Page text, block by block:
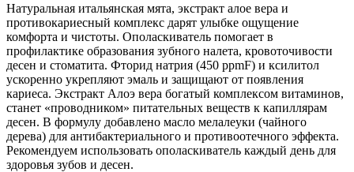
Натуральная итальянская мята, экстракт алое вера и
противокариесный комплекс дарят улыбке ощущение
комфорта и чистоты. Ополаскиватель помогает в
профилактике образования зубного налета, кровоточивости
десен и стоматита. Фторид натрия (450 ppmF) и ксилитол
ускоренно укрепляют эмаль и защищают от появления
кариеса. Экстракт Алоэ вера богатый комплексом витаминов,
станет «проводником» питательных веществ к капиллярам
десен. В формулу добавлено масло мелалеуки (чайного
дерева) для антибактериального и противоотечного эффекта.
Рекомендуем использовать ополаскиватель каждый день для
здоровья зубов и десен.